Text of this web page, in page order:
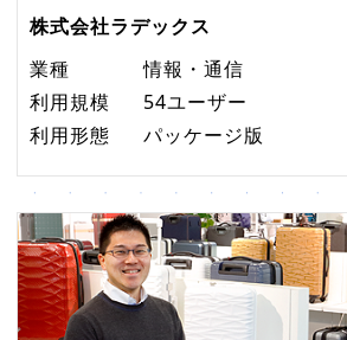
株式会社ラデックス
業種
情報・通信
利用規模
54ユーザー
利用形態
パッケージ版